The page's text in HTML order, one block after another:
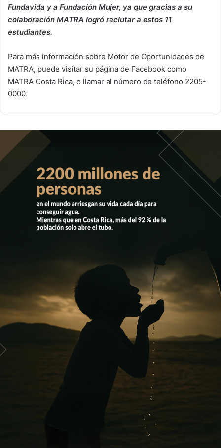
Fundavida y a Fundación Mujer, ya que gracias a su
colaboración MATRA logró reclutar a estos 11
estudiantes.
Para más información sobre Motor de Oportunidades de
MATRA, puede visitar su página de Facebook como
MATRA Costa Rica, o llamar al número de teléfono 2205-
0000.